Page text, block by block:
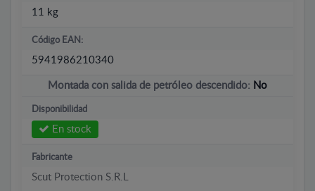
11 kg
Código EAN:
5941986210340
Montada con salida de petróleo descendido: No
Disponibilidad
En stock
Fabricante
Scut Protection S.R.L